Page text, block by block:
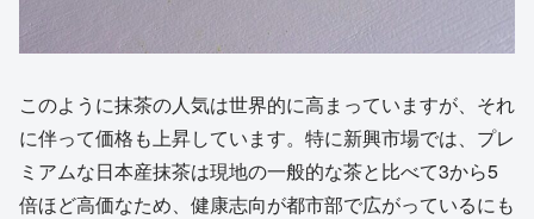
このように抹茶の人気は世界的に高まっていますが、それ
に伴って価格も上昇しています。特に新興市場では、プレ
ミアムな日本産抹茶は現地の一般的な茶と比べて3から5
倍ほど高価なため、健康志向が都市部で広がっているにも